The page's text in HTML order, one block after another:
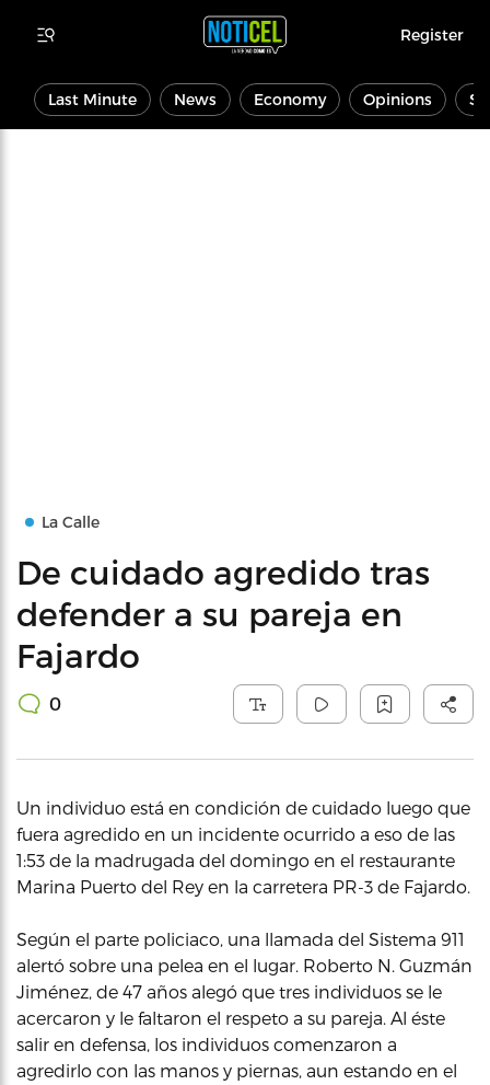
Register
Last Minute News Economy Opinions
La Calle
De cuidado agredido tras
defender a su pareja en
Fajardo
0
Un individuo está en condición de cuidado luego que
fuera agredido en un incidente ocurrido a eso de las
1:53 de la madrugada del domingo en el restaurante
Marina Puerto del Rey en la carretera PR-3 de Fajardo.
Según el parte policiaco, una llamada del Sistema 911
alertó sobre una pelea en el lugar. Roberto N. Guzmán
Jiménez, de 47 años alegó que tres individuos se le
acercaron y le faltaron el respeto a su pareja. Al éste
salir en defensa, los individuos comenzaron a
agredirlo con las manos y piernas, aun estando en el